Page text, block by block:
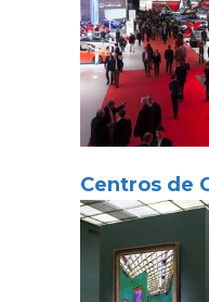
Centros de